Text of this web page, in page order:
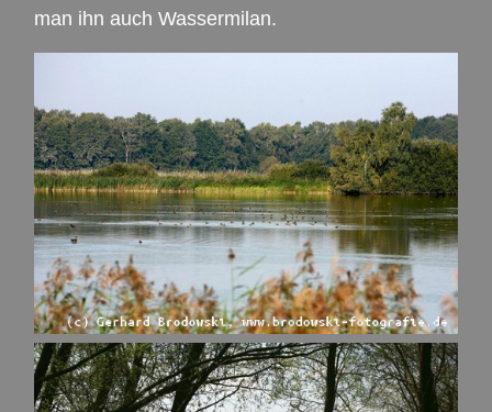
man ihn auch Wassermilan.